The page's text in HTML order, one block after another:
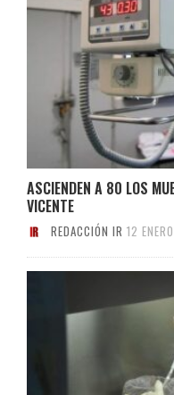
ASCIENDEN A 80 LOS
VICENTE
REDACCIÓN IR 12